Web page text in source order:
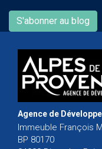
S'abonner au blog
Agence de
Immeuble François
BP 80170